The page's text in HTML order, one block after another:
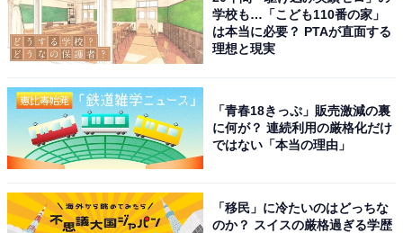
学校も…「こども110番の家」
は本当に必要？ PTAが直面する
理想と現実
「青春18きっぷ」販売激減の裏
に何が？ 連続利用の厳格化だけ
ではない「本当の理由」
「移民」に冷たいのはどっちな
のか？ スイスの厳格過ぎる学歴